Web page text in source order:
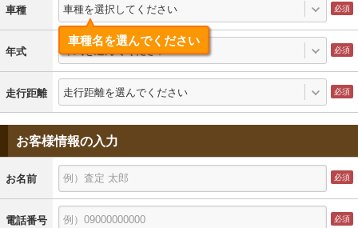
車種 車種を選択してください
車種名を選んでください
年式 年式を選んでください
走行距離 走行距離を選んでください
お客様情報の入力
お名前
電話番号